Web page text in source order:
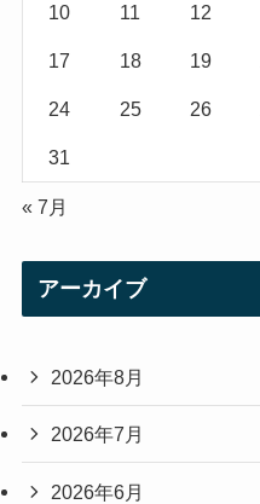
10 11 12
17 18 19
24 25 26
31
« 7月
アーカイブ
2026年8月
2026年7月
2026年6月